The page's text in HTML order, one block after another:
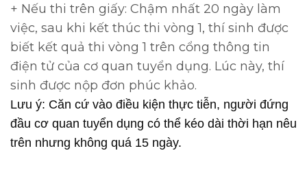
+ Nếu thi trên giấy: Chậm nhất 20 ngày làm
việc, sau khi kết thúc thi vòng 1, thí sinh được
biết kết quả thi vòng 1 trên cổng thông tin
điện tử của cơ quan tuyển dụng. Lúc này, thí
sinh được nộp đơn phúc khảo.
Lưu ý: Căn cứ vào điều kiện thực tiễn, người đứng
đầu cơ quan tuyển dụng có thể kéo dài thời hạn nêu
trên nhưng không quá 15 ngày.